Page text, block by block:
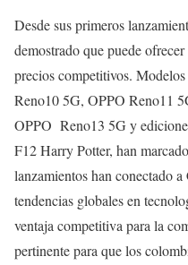
Desde sus primeros
demostrado que puede
precios competitivos.
Reno10 5G, OPPO Reno11
OPPO Reno13 5G y
F12 Harry Potter, han
lanzamientos han conectado
tendencias globales en
ventaja competitiva para la
pertinente para que los